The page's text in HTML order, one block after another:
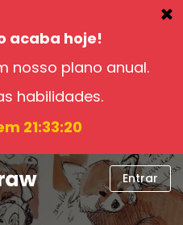
acaba hoje!
nosso plano anual.
habilidades.
21:33:19
Entrar